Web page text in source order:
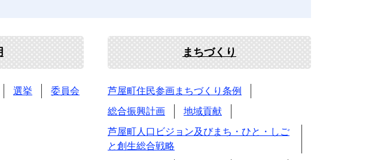
選挙 委員会
まちづくり
芦屋町住民参画まちづくり条例
総合振興計画
地域貢献
芦屋町人口ビジョン及びまち・ひと・しご
と創生総合戦略